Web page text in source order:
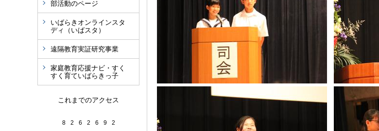
部活動のページ
いばらきオンラインスタ
ディ（いばスタ）
遠隔教育実証研究事業
家庭教育応援ナビ・すく
すく育ていばらきっ子
これまでのアクセス
8 2 6 2 6 9 2